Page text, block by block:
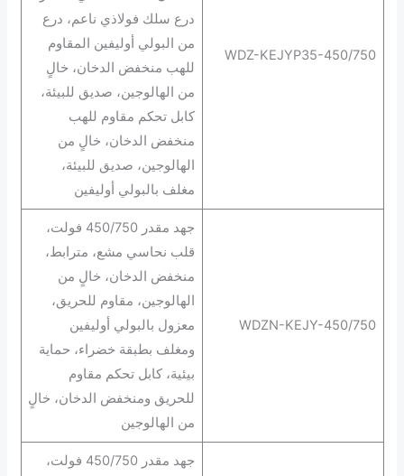
WDZ-KEJYP35-450/750
درع سلك فولاذي ناعم، درع
من البولي أوليفين المقاوم
للهب منخفض الدخان، خالٍ
من الهالوجين، صديق للبيئة،
كابل تحكم مقاوم للهب
منخفض الدخان، خالٍ من
الهالوجين، صديق للبيئة،
مغلف بالبولي أوليفين
WDZN-KEJY-450/750
جهد مقدر 450/750 فولت،
قلب نحاسي مشع، مترابط،
منخفض الدخان، خالٍ من
الهالوجين، مقاوم للحريق،
معزول بالبولي أوليفين
ومغلف بطبقة خضراء، حماية
بيئية، كابل تحكم مقاوم
للحريق ومنخفض الدخان، خالٍ
من الهالوجين
جهد مقدر 450/750 فولت،